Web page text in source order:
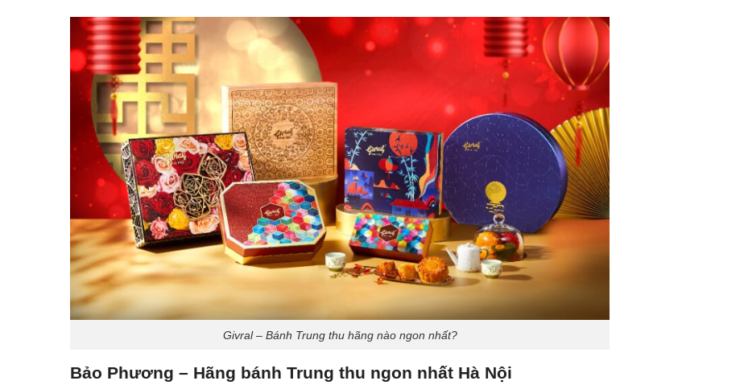
Givral – Bánh Trung thu hãng nào ngon nhất?
Bảo Phương – Hãng bánh Trung thu ngon nhất Hà Nội